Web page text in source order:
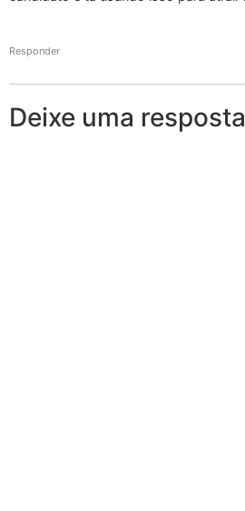
Responder
Deixe uma resposta